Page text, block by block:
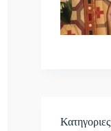
Κατηγοριες